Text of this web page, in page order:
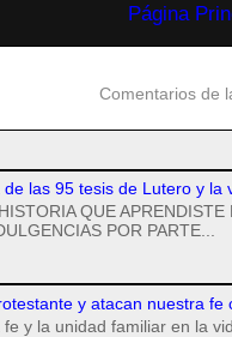
Página
Comentarios de
las 95 tesis de Lutero y la
QUE
POR PARTE...
y atacan nuestra
y la unidad familiar en la